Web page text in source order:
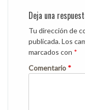
Deja una
Tu dirección de
publicada.Los
marcados con *
Comentario *